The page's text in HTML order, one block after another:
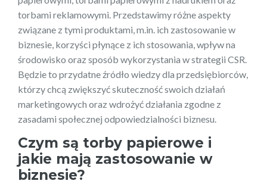
torbami reklamowymi. Przedstawimy różne aspekty
związane z tymi produktami, m.in. ich zastosowanie w
biznesie, korzyści płynące z ich stosowania, wpływ na
środowisko oraz sposób wykorzystania w strategii CSR.
Będzie to przydatne źródło wiedzy dla przedsiębiorców,
którzy chcą zwiększyć skuteczność swoich działań
marketingowych oraz wdrożyć działania zgodne z
zasadami społecznej odpowiedzialności biznesu.
Czym są torby papierowe i
jakie mają zastosowanie w
biznesie?